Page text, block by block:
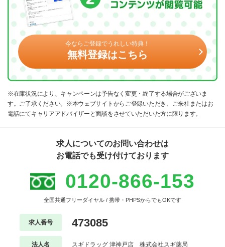
今ならご登録でうれしい特典！
無料登録はこちら
※在庫状況により、キャンペーンは予告なく変更・終了する場合がございま
す。ご了承ください。※本ウェブサイトからご登録いただき、ご来社またはお
電話にてキャリアアドバイザーと面談をさせていただいた方に限ります。
求人についてのお問い合わせは
お電話でも受け付けております
0120-866-153
全国共通フリーダイヤル / 携帯・PHPSからでもOKです
求人番号 473085
法人名 スギドラッグ 津神戸店 株式会社スギ薬局